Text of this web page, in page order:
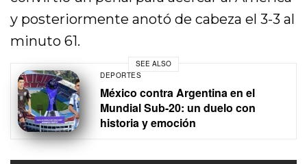
y posteriormente anotó de cabeza el 3-3 al
minuto 61.
SEE ALSO
DEPORTES
México contra Argentina en el
Mundial Sub-20: un duelo con
historia y emoción